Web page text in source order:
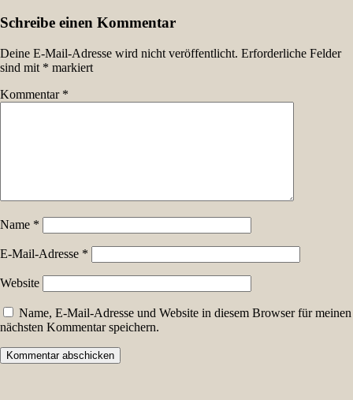
Schreibe einen Kommentar
Deine E-Mail-Adresse wird nicht veröffentlicht. Erforderliche Felder
sind mit * markiert
Kommentar *
Name *
E-Mail-Adresse *
Website
Name, E-Mail-Adresse und Website in diesem Browser für meinen
nächsten Kommentar speichern.